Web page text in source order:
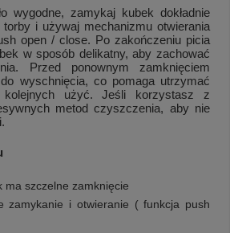
wygodne, zamykaj kubek dokładnie
torby i używaj mechanizmu otwierania
open / close. Po zakończeniu picia
w sposób delikatny, aby zachować
Przed ponownym zamknięciem
wyschnięcia, co pomaga utrzymać
kolejnych użyć. Jeśli korzystasz z
metod czyszczenia, aby nie
ma szczelne zamknięcie
zamykanie i otwieranie ( funkcja push